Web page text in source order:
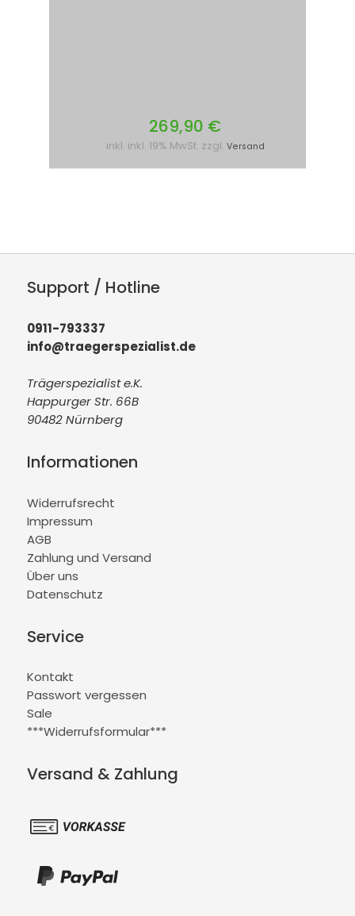
269,90 €
inkl. inkl. 19% MwSt. zzgl. Versand
Support / Hotline
0911-793337
info@traegerspezialist.de
Trägerspezialist e.K.
Happurger Str. 66B
90482 Nürnberg
Informationen
Widerrufsrecht
Impressum
AGB
Zahlung und Versand
Über uns
Datenschutz
Service
Kontakt
Passwort vergessen
Sale
***Widerrufsformular***
Versand & Zahlung